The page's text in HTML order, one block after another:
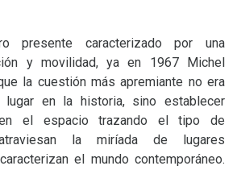
presente caracterizado por una
y movilidad, ya en 1967 Michel
la cuestión más apremiante no era
lugar en la historia, sino establecer
el espacio trazando el tipo de
la miríada de lugares
el mundo contemporáneo.